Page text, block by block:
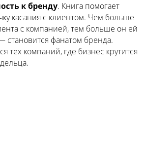
к бренду. Книга помогает
касания с клиентом. Чем больше
с компанией, тем больше он ей
становится фанатом бренда.
тех компаний, где бизнес крутится